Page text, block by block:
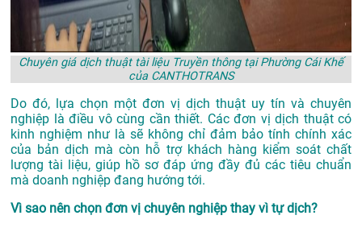
Chuyên giá dịch thuật tài liệu Truyền thông tại Phường Cái Khế
của CANTHOTRANS
Do đó, lựa chọn một đơn vị dịch thuật uy tín và chuyên
nghiệp là điều vô cùng cần thiết. Các đơn vị dịch thuật có
kinh nghiệm như là sẽ không chỉ đảm bảo tính chính xác
của bản dịch mà còn hỗ trợ khách hàng kiểm soát chất
lượng tài liệu, giúp hồ sơ đáp ứng đầy đủ các tiêu chuẩn
mà doanh nghiệp đang hướng tới.
Vì sao nên chọn đơn vị chuyên nghiệp thay vì tự dịch?